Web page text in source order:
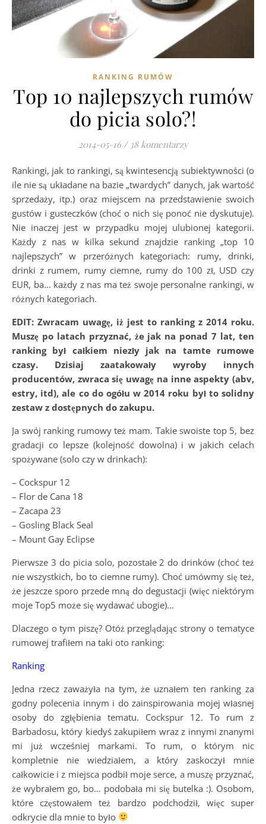
RANKING RUMÓW
Top 10 najlepszych rumów
do picia solo?!
2014-05-16 / 38 komentarzy
Rankingi, jak to rankingi, są kwintesencją subiektywności (o
ile nie są układane na bazie „twardych” danych, jak wartość
sprzedaży, itp.) oraz miejscem na przedstawienie swoich
gustów i gusteczków (choć o nich się ponoć nie dyskutuje).
Nie inaczej jest w przypadku mojej ulubionej kategorii.
Każdy z nas w kilka sekund znajdzie ranking „top 10
najlepszych” w przeróżnych kategoriach: rumy, drinki,
drinki z rumem, rumy ciemne, rumy do 100 zł, USD czy
EUR, ba… każdy z nas ma też swoje personalne rankingi, w
różnych kategoriach.
EDIT: Zwracam uwagę, iż jest to ranking z 2014 roku.
Muszę po latach przyznać, że jak na ponad 7 lat, ten
ranking był całkiem niezły jak na tamte rumowe
czasy. Dzisiaj zaatakowały wyroby innych
producentów, zwraca się uwagę na inne aspekty (abv,
estry, itd), ale co do ogółu w 2014 roku był to solidny
zestaw z dostępnych do zakupu.
Ja swój ranking rumowy też mam. Takie swoiste top 5, bez
gradacji co lepsze (kolejność dowolna) i w jakich celach
spożywane (solo czy w drinkach):
– Cockspur 12
– Flor de Cana 18
– Zacapa 23
– Gosling Black Seal
– Mount Gay Eclipse
Pierwsze 3 do picia solo, pozostałe 2 do drinków (choć też
nie wszystkich, bo to ciemne rumy). Choć umówmy się też,
że jeszcze sporo przede mną do degustacji (więc niektórym
moje Top5 może się wydawać ubogie)…
Dlaczego o tym piszę? Otóż przeglądając strony o tematyce
rumowej trafiłem na taki oto ranking:
Ranking
Jedna rzecz zaważyła na tym, że uznałem ten ranking za
godny polecenia innym i do zainspirowania mojej własnej
osoby do zgłębienia tematu. Cockspur 12. To rum z
Barbadosu, który kiedyś zakupiłem wraz z innymi znanymi
mi już wcześniej markami. To rum, o którym nic
kompletnie nie wiedziałem, a który zaskoczył mnie
całkowicie i z miejsca podbił moje serce, a muszę przyznać,
że wybrałem go, bo… podobała mi się butelka :). Osobom,
które częstowałem też bardzo podchodził, więc super
odkrycie dla mnie to było